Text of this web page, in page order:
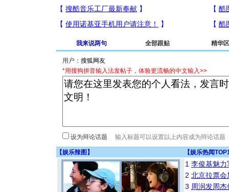
我来说两句 全部跟贴 精华区
用户：
*用搜狗拼音输入法发帖子，体验更流畅的中文输入>>
设为辩论话题
【娱乐辣图 】 【娱乐热闻
1 李俊基魅力
2 北京拉票
3 周润发周